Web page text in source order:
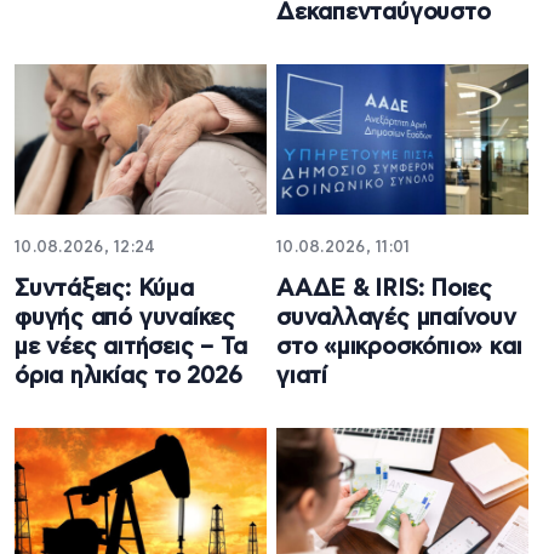
Δεκαπενταύγουστο
10.08.2026, 12:24
Συντάξεις: Κύμα
φυγής από γυναίκες
με νέες αιτήσεις – Τα
όρια ηλικίας το 2026
10.08.2026, 11:01
ΑΑΔΕ & IRIS: Ποιες
συναλλαγές μπαίνουν
στο «μικροσκόπιο» και
γιατί